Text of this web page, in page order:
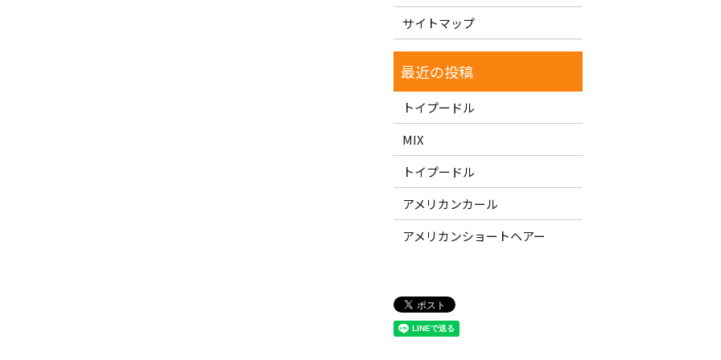
サイトマップ
トイプードル
MIX
トイプードル
アメリカンカール
アメリカンショートヘアー